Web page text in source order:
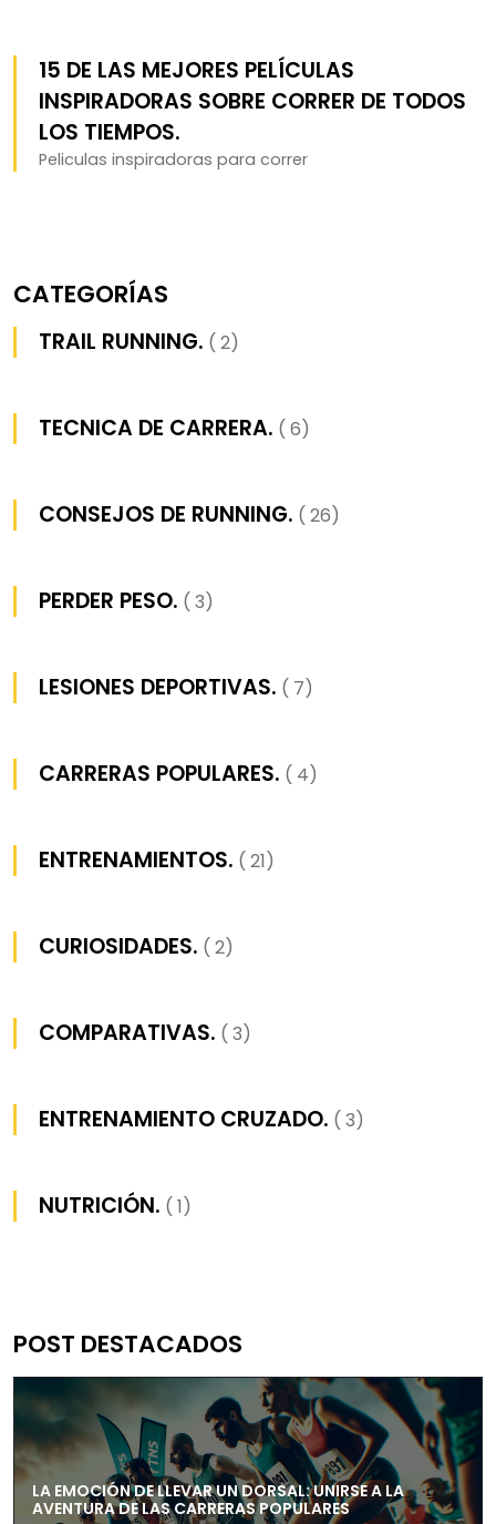
15 DE LAS MEJORES PELÍCULAS
INSPIRADORAS SOBRE CORRER DE TODOS
LOS TIEMPOS.
Peliculas inspiradoras para correr
CATEGORÍAS
TRAIL RUNNING. ( 2)
TECNICA DE CARRERA. ( 6)
CONSEJOS DE RUNNING. ( 26)
PERDER PESO. ( 3)
LESIONES DEPORTIVAS. ( 7)
CARRERAS POPULARES. ( 4)
ENTRENAMIENTOS. ( 21)
CURIOSIDADES. ( 2)
COMPARATIVAS. ( 3)
ENTRENAMIENTO CRUZADO. ( 3)
NUTRICIÓN. ( 1)
POST DESTACADOS
LA EMOCIÓN DE LLEVAR UN DORSAL: UNIRSE A LA
AVENTURA DE LAS CARRERAS POPULARES